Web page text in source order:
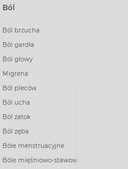
Ból
Ból brzucha
Ból gardła
Ból głowy
Migrena
Ból pleców
Ból ucha
Ból zatok
Ból zęba
Bóle menstruacyjne
Bóle mięśniowo-stawowe